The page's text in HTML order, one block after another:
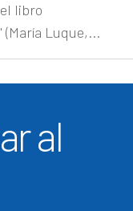
libro
Luque,...
al